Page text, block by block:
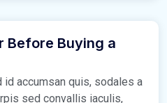
Before Buying a
id accumsan quis, sodales a
sed convallis iaculis,